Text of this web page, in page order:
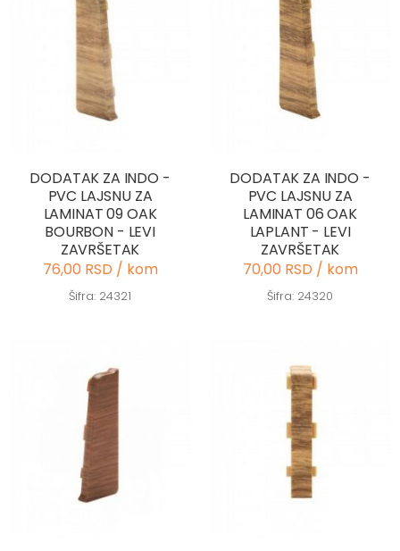
DODATAK ZA INDO -
PVC LAJSNU ZA
LAMINAT 09 OAK
BOURBON - LEVI
ZAVRŠETAK
76,00 RSD / kom
Šifra: 24321
DODATAK ZA INDO -
PVC LAJSNU ZA
LAMINAT 06 OAK
LAPLANT - LEVI
ZAVRŠETAK
70,00 RSD / kom
Šifra: 24320